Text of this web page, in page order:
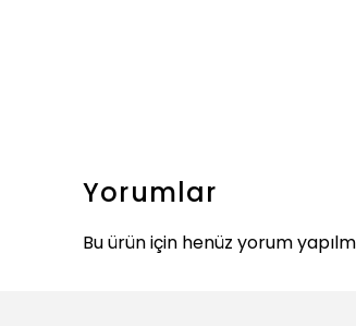
Yorumlar
Bu ürün için henüz yorum